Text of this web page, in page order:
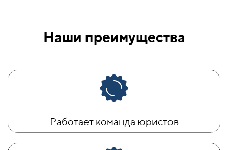
Наши преимущества
Работает команда юристов